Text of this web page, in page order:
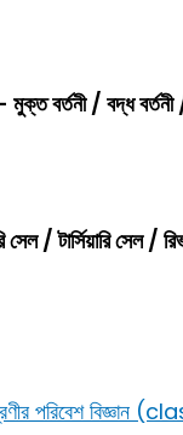
বর্তনী / বদ্ধ বর্তনী
/ টার্সিয়ারি সেল /
পরিবেশ